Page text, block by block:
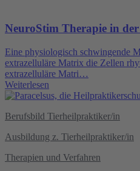
NeuroStim Therapie in
Eine physiologisch schwingende
extrazelluläre Matrix die Zellen
extrazelluläre Matri…
Weiterlesen
Berufsbild Tierheilpraktiker/in
Ausbildung z. Tierheilpraktiker/in
Therapien und Verfahren